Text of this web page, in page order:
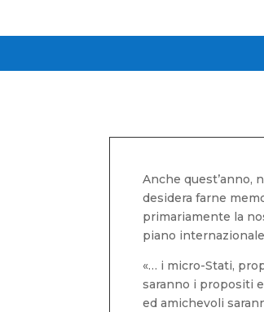
Anche quest’anno,
desidera farne
primariamente la
piano
«… i micro-Stati,
saranno i propositi
ed amichevoli